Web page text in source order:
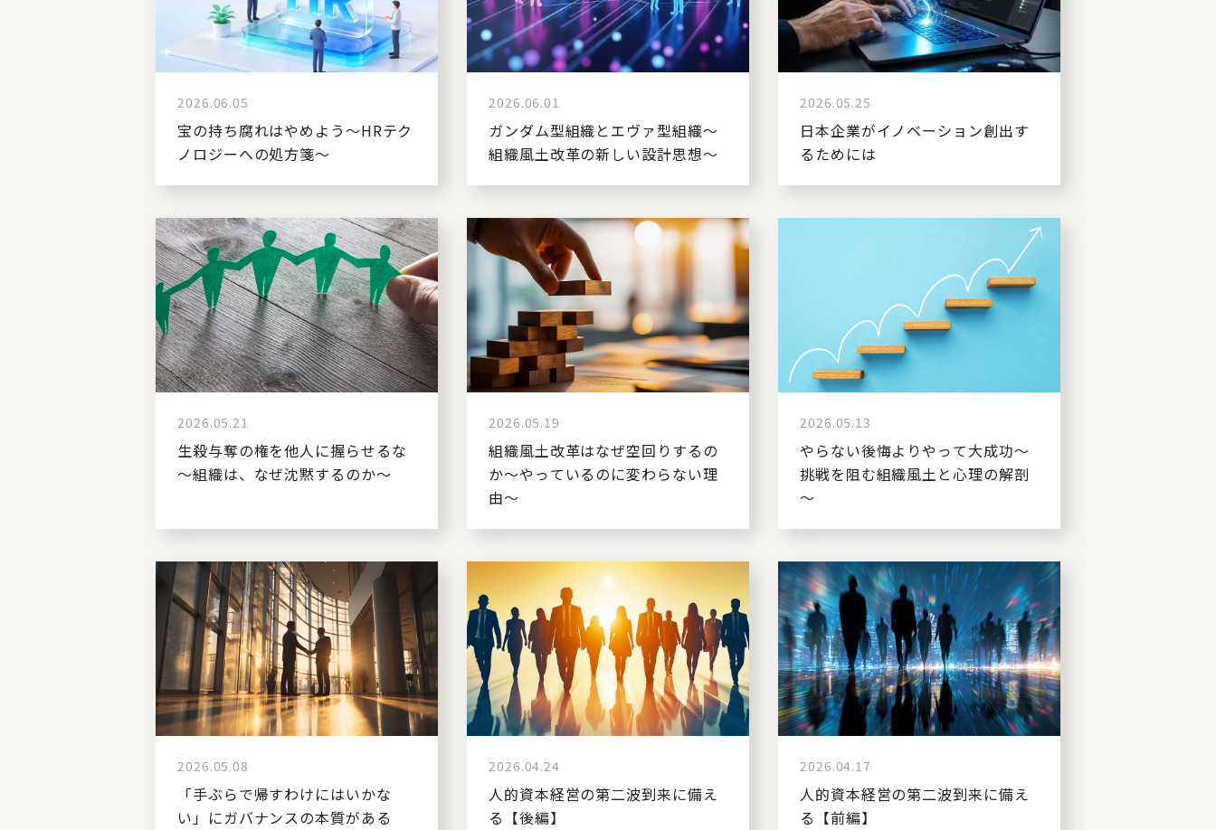
2026.06.05
宝の持ち腐れはやめよう～HRテク
ノロジーへの処方箋～
2026.06.01
ガンダム型組織とエヴァ型組織～
組織風土改革の新しい設計思想～
2026.05.25
日本企業がイノベーション創出す
るためには
2026.05.21
生殺与奪の権を他人に握らせるな
～組織は、なぜ沈黙するのか～
2026.05.19
組織風土改革はなぜ空回りするの
か～やっているのに変わらない理
由～
2026.05.13
やらない後悔よりやって大成功～
挑戦を阻む組織風土と心理の解剖
～
2026.05.08
「手ぶらで帰すわけにはいかな
い」にガバナンスの本質がある
2026.04.24
人的資本経営の第二波到来に備え
る【後編】
2026.04.17
人的資本経営の第二波到来に備え
る【前編】